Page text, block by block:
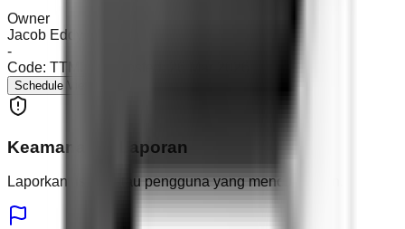
Owner
Jacob Eddy
-
Code: TTM01DS
Schedule Viewing
Keamanan & Laporan
Laporkan listing atau pengguna yang mencurigakan.